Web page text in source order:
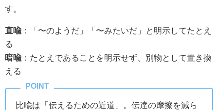
す。
直喩 ：「〜のようだ」「〜みたいだ」と明示してたとえ
る
暗喩 ：たとえであることを明示せず、別物として置き換
える
比喩は「伝えるための近道」。伝達の摩擦を減ら